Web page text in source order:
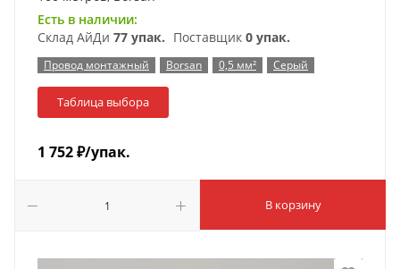
Есть в наличии:
Склад АйДи 77 упак. Поставщик 0 упак.
Провод монтажный Borsan 0,5 мм² Серый
Таблица выбора
1 752₽/упак.
В корзину